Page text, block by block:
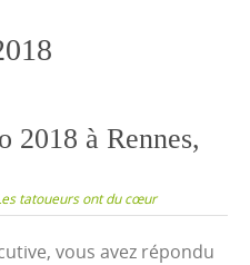
2018 à Rennes,
tatoueurs ont du cœur
vous avez répondu